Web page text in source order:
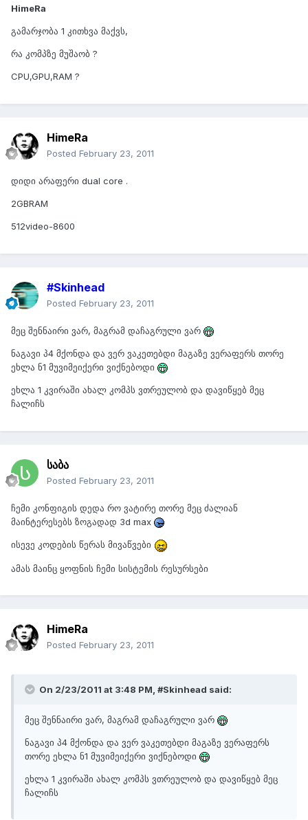
HimeRa
გამარჯობა 1 კითხვა მაქვს,
რა კომპზე მუშაობ ?
CPU,GPU,RAM ?
HimeRa
Posted February 23, 2011
დიდი არაფერი dual core .
2GBRAM
512video-8600
#Skinhead
Posted February 23, 2011
მეც შენნაირი ვარ, მაგრამ დაჩაგრული ვარ
ნაგავი პ4 მქონდა და ვერ ვაკეთებდი მაგაზე ვერაფერს თორე
ეხლა ნ1 მუვიმეიქერი ვიქნებოდი
ეხლა 1 კვირაში ახალ კომპს ვთრეულობ და დავიწყებ მეც
ჩალიჩს
საბა
Posted February 23, 2011
ჩემი კონფიგის დედა რო ვატირე თორე მეც ძალიან
მაინტერესებს ზოგადად 3d max
ისევე კოდების წერას მივაწვები
ამას მაინც ყოფნის ჩემი სისტემის რესურსები
HimeRa
Posted February 23, 2011
On 2/23/2011 at 3:48 PM, #Skinhead said:
მეც შენნაირი ვარ, მაგრამ დაჩაგრული ვარ
ნაგავი პ4 მქონდა და ვერ ვაკეთებდი მაგაზე ვერაფერს
თორე ეხლა ნ1 მუვიმეიქერი ვიქნებოდი
ეხლა 1 კვირაში ახალ კომპს ვთრეულობ და დავიწყებ მეც
ჩალიჩს